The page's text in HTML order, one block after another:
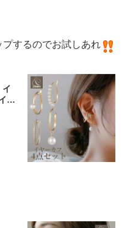
するのでお試しあれ
イ
ヤ
ク